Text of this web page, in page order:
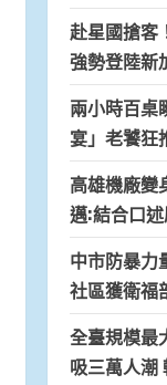
赴星國搶客
強勢登陸新
兩小時百桌
宴」老饕狂
高雄機廠變
邁:結合口
中市防暴
社區獲衛福
全臺規模最
吸三萬人潮